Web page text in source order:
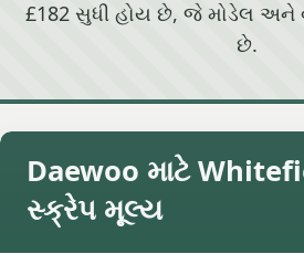
£182 સુધી હોય છે, જે મોડેલ અને
છે.
Daewoo માટે
સ્ક્રેપ મૂલ્ય